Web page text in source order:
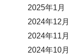
2025年1月
2024年12月
2024年11月
2024年10月